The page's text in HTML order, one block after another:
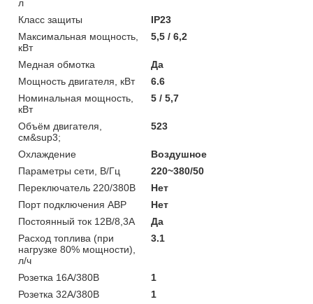
л
Класс защиты
IP23
Максимальная мощность,
кВт
5,5 / 6,2
Медная обмотка
Да
Мощность двигателя, кВт
6.6
Номинальная мощность,
кВт
5 / 5,7
Объём двигателя,
см&sup3;
523
Охлаждение
Воздушное
Параметры сети, В/Гц
220~380/50
Переключатель 220/380В
Нет
Порт подключения АВР
Нет
Постоянный ток 12В/8,3А
Да
Расход топлива (при
нагрузке 80% мощности),
л/ч
3.1
Розетка 16А/380В
1
Розетка 32А/380В
1